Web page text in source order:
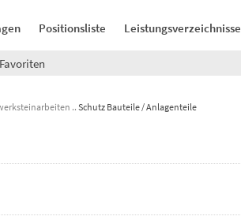
Positionsliste Leistungsverzeichnisse
Favoriten
Schutz Bauteile / Anlagenteile